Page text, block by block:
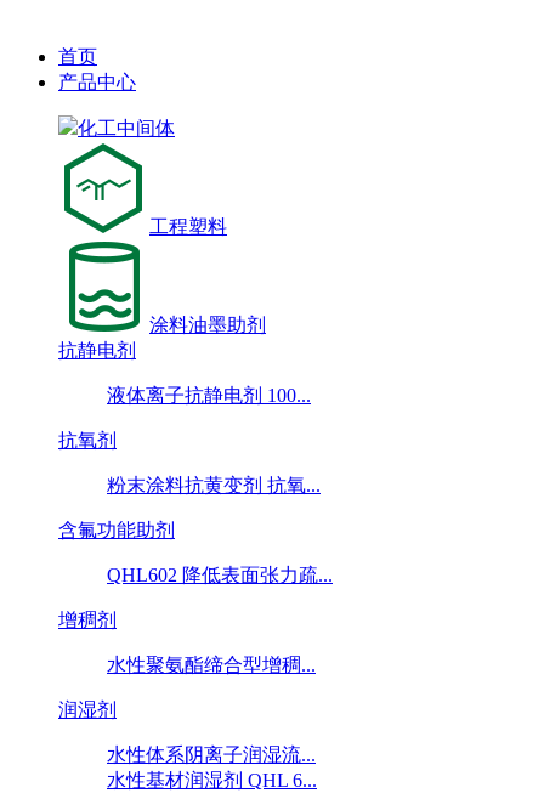
首页
产品中心
化工中间体
工程塑料
涂料油墨助剂
抗静电剂
液体离子抗静电剂 100...
抗氧剂
粉末涂料抗黄变剂 抗氧...
含氟功能助剂
QHL602 降低表面张力疏...
增稠剂
水性聚氨酯缔合型增稠...
润湿剂
水性体系阴离子润湿流...
水性基材润湿剂 QHL 6...